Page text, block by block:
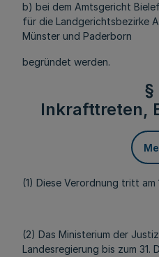
b) bei dem Amtsgericht
für die Landgerichtsbezirke
Münster und Paderborn
begründet werden.
§
Inkrafttreten,
(1) Diese Verordnung tritt am
(2) Das Ministerium der
Landesregierung bis zum 31.